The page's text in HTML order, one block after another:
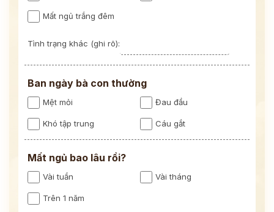
Mất ngủ trắng đêm
Tình trạng khác (ghi rõ):
Ban ngày bà con thường
Mệt mỏi Đau đầu
Khó tập trung Cáu gắt
Mất ngủ bao lâu rồi?
Vài tuần Vài tháng
Trên 1 năm